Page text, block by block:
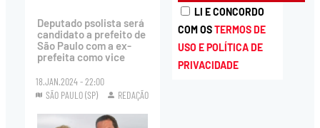
Deputado psolista será
candidato a prefeito de
São Paulo com a ex-
prefeita como vice
18.JAN.2024 - 22:00
SÃO PAULO (SP)
REDAÇÃO
LI E CONCORDO
COM OSTERMOS DE
USO E POLÍTICA DE
PRIVACIDADE